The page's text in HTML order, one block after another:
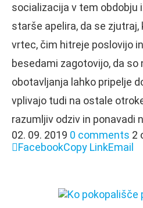
socializacija v tem obdobju
starše apelira, da se
vrtec, čim hitreje poslovijo
besedami zagotovijo, da so
obotavljanja lahko pripelje
vplivajo tudi na ostale
razumljiv odziv in ponavadi
02. 09. 2019 0 comments 2
FacebookCopy LinkEmail